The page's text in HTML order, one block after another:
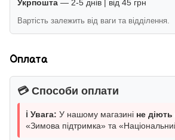
Укрпошта — 2-5 днів | від 45 грн
Вартість залежить від ваги та відділення.
Оплата
💳 Способи оплати
ℹ️ Увага: У нашому магазині не діють
«Зимова підтримка» та